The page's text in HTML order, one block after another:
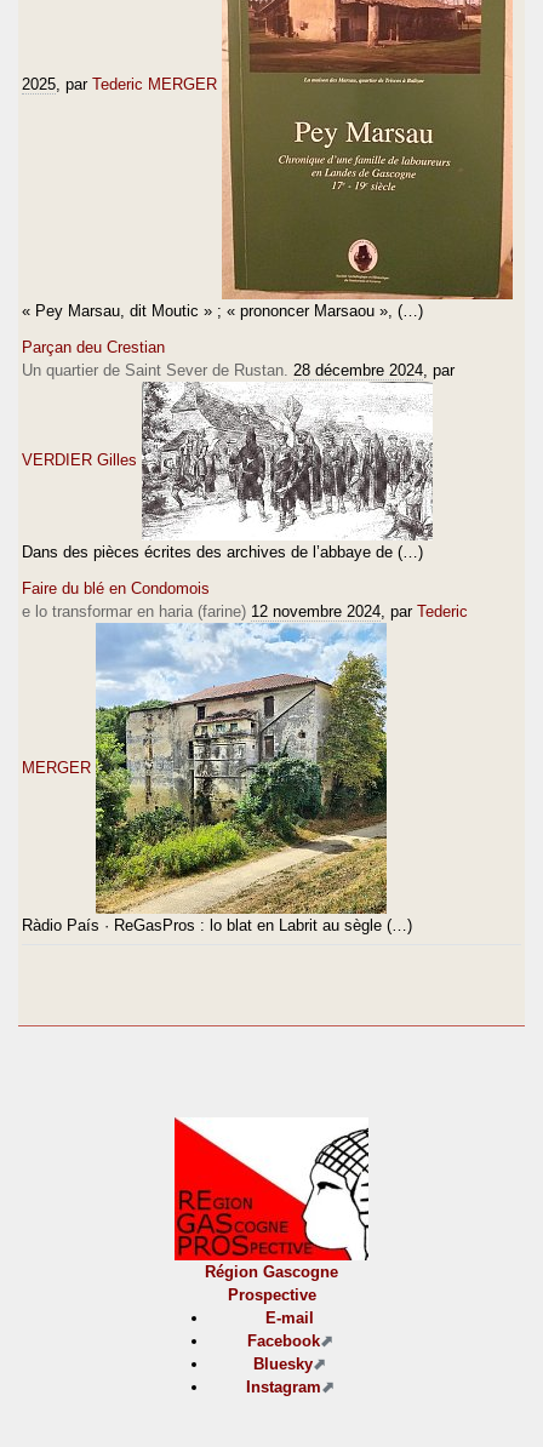
2025 , par Tederic MERGER
« Pey Marsau, dit Moutic » ; « prononcer Marsaou », (…)
Parçan deu Crestian
Un quartier de Saint Sever de Rustan. 28 décembre 2024 , par
VERDIER Gilles
Dans des pièces écrites des archives de l’abbaye de (…)
Faire du blé en Condomois
e lo transformar en haria (farine) 12 novembre 2024 , par Tederic
MERGER
Ràdio País · ReGasPros : lo blat en Labrit au sègle (…)
Région Gascogne
Prospective
E-mail
Facebook
Bluesky
Instagram